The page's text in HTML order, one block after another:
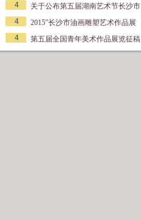
4
关于公布第五届湖南艺术节长沙市
4
2015”长沙市油画雕塑艺术作品展
4
第五届全国青年美术作品展览征稿